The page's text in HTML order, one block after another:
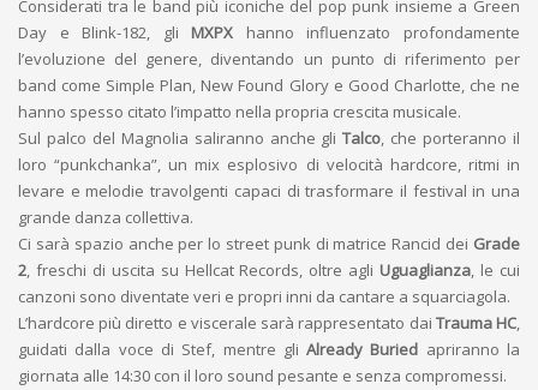
Considerati tra le band più iconiche del pop punk insieme a Green
Day e Blink-182, gli MXPX hanno influenzato profondamente
l’evoluzione del genere, diventando un punto di riferimento per
band come Simple Plan, New Found Glory e Good Charlotte, che ne
hanno spesso citato l’impatto nella propria crescita musicale.
Sul palco del Magnolia saliranno anche gliTalco, che porteranno il
loro “punkchanka”, un mix esplosivo di velocità hardcore, ritmi in
levare e melodie travolgenti capaci di trasformare il festival in una
grande danza collettiva.
Ci sarà spazio anche per lo street punk di matrice Rancid dei Grade
2, freschi di uscita su Hellcat Records, oltre agli Uguaglianza, le cui
canzoni sono diventate veri e propri inni da cantare a squarciagola.
L’hardcore più diretto e viscerale sarà rappresentato dai Trauma HC,
guidati dalla voce di Stef, mentre gliAlready Buried apriranno la
giornata alle 14:30 con il loro sound pesante e senza compromessi.